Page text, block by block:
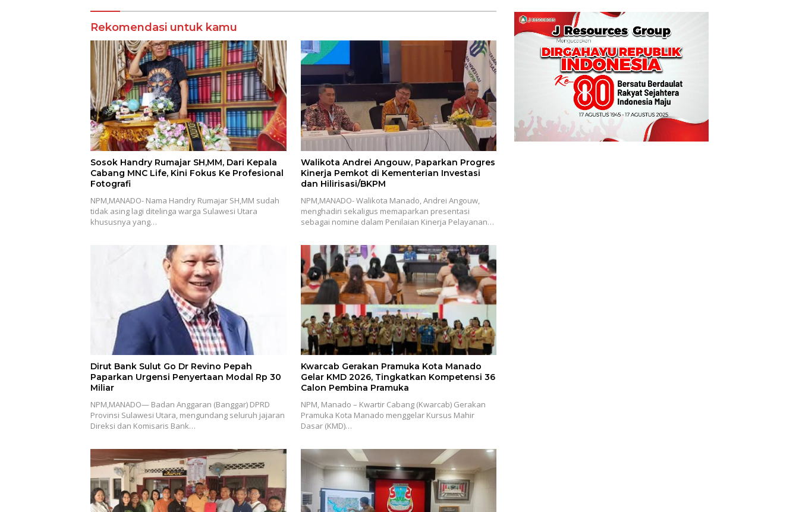
Rekomendasi untuk kamu
Sosok Handry Rumajar SH,MM, Dari Kepala
Cabang MNC Life, Kini Fokus Ke Profesional
Fotografi
NPM,MANADO- Nama Handry Rumajar SH,MM sudah
tidak asing lagi ditelinga warga Sulawesi Utara
khususnya yang…
Walikota Andrei Angouw, Paparkan Progres
Kinerja Pemkot di Kementerian Investasi
dan Hilirisasi/BKPM
NPM,MANADO- Walikota Manado, Andrei Angouw,
menghadiri sekaligus memaparkan presentasi
sebagai nomine dalam Penilaian Kinerja Pelayanan…
Dirut Bank Sulut Go Dr Revino Pepah
Paparkan Urgensi Penyertaan Modal Rp 30
Miliar
NPM,MANADO— Badan Anggaran (Banggar) DPRD
Provinsi Sulawesi Utara, mengundang seluruh jajaran
Direksi dan Komisaris Bank…
Kwarcab Gerakan Pramuka Kota Manado
Gelar KMD 2026, Tingkatkan Kompetensi 36
Calon Pembina Pramuka
NPM, Manado – Kwartir Cabang (Kwarcab) Gerakan
Pramuka Kota Manado menggelar Kursus Mahir
Dasar (KMD)…
Piala Wali Kota
Manado